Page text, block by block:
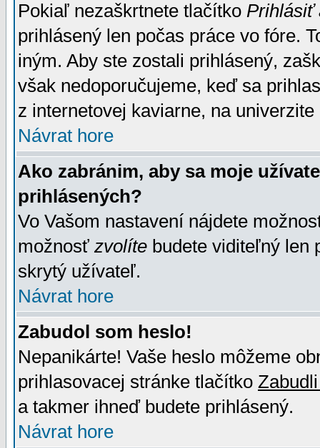
Pokiaľ nezaškrtnete tlačítko Prihlásiť
prihlásený len počas práce vo fóre.
iným. Aby ste zostali prihlásený,
však nedoporučujeme, keď sa
z internetovej kaviarne, na univerzite
Návrat hore
Ako zabránim, aby sa moje
prihlásených?
Vo Vašom nastavení nájdete
možnosť zvolíte budete viditeľný len
skrytý užívateľ.
Návrat hore
Zabudol som heslo!
Nepanikárte! Vaše heslo môžeme
prihlasovacej stránke tlačítko
a takmer ihneď budete prihlásený.
Návrat hore